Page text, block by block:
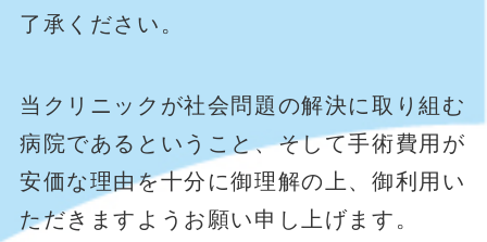
了承ください。
当クリニックが社会問題の解決に取り組む
病院であるということ、そして手術費用が
安価な理由を十分に御理解の上、御利用い
ただきますようお願い申し上げます。